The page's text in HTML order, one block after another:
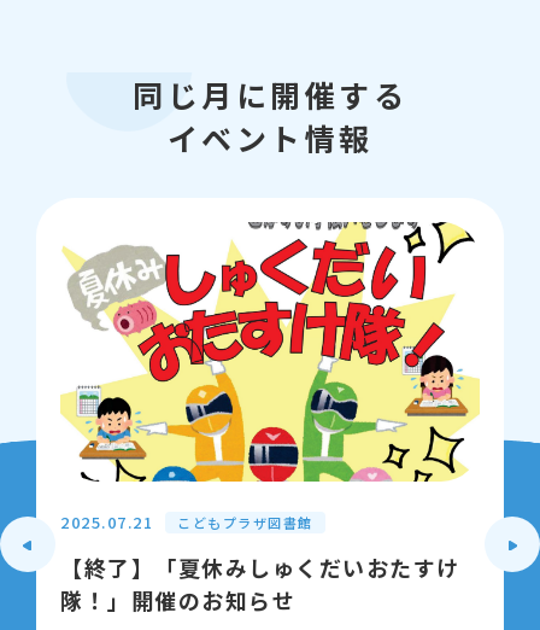
同じ月に開催する
イベント情報
2025.07.21 こどもプラザ図書館
【終了】「夏休みしゅくだいおたすけ
隊！」開催のお知らせ